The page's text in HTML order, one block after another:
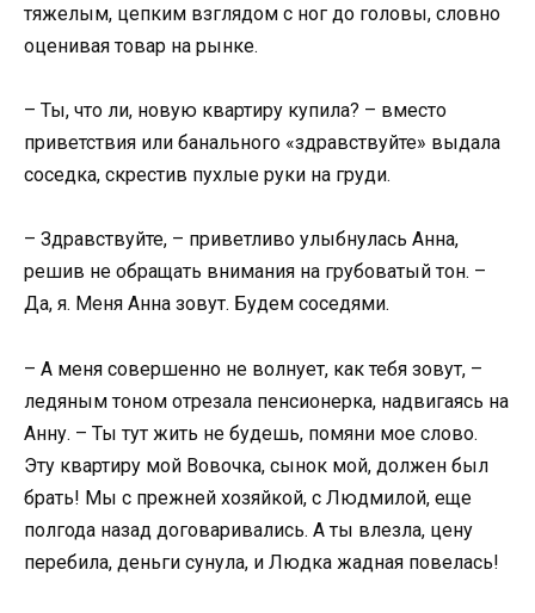
тяжелым, цепким взглядом с ног до головы, словно
оценивая товар на рынке.
– Ты, что ли, новую квартиру купила? – вместо
приветствия или банального «здравствуйте» выдала
соседка, скрестив пухлые руки на груди.
– Здравствуйте, – приветливо улыбнулась Анна,
решив не обращать внимания на грубоватый тон. –
Да, я. Меня Анна зовут. Будем соседями.
– А меня совершенно не волнует, как тебя зовут, –
ледяным тоном отрезала пенсионерка, надвигаясь на
Анну. – Ты тут жить не будешь, помяни мое слово.
Эту квартиру мой Вовочка, сынок мой, должен был
брать! Мы с прежней хозяйкой, с Людмилой, еще
полгода назад договаривались. А ты влезла, цену
перебила, деньги сунула, и Людка жадная повелась!